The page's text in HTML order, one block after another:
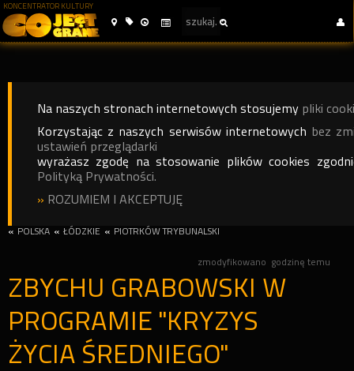
KONCENTRATOR KULTURY
Na naszych stronach internetowych stosujemy pliki
Korzystając z naszych serwisów internetowych bez
ustawień przeglądarki
wyrażasz zgodę na stosowanie plików cookies
Polityką Prywatności.
» ROZUMIEM I AKCEPTUJĘ
« POLSKA « ŁÓDZKIE « PIOTRKÓW TRYBUNALSKI
zmodyfikowano godzinę temu
ZBYCHU GRABOWSKI W
PROGRAMIE "KRYZYS
ŻYCIA ŚREDNIEGO"